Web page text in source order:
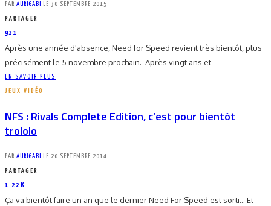
PAR AURIGABI LE 30 SEPTEMBRE 2015
PARTAGER
921
Après une année d'absence, Need for Speed revient très bientôt, plus
précisément le 5 novembre prochain. Après vingt ans et
EN SAVOIR PLUS
JEUX VIDÉO
NFS : Rivals Complete Edition, c’est pour bientôt
trololo
PAR AURIGABI LE 20 SEPTEMBRE 2014
PARTAGER
1.22K
Ça va bientôt faire un an que le dernier Need For Speed est sorti... Et